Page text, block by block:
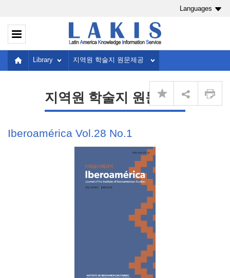
Languages
Library 지역원 학술지 원문제공
지역원 학술지 원문제공
Iberoamérica Vol.28 No.1